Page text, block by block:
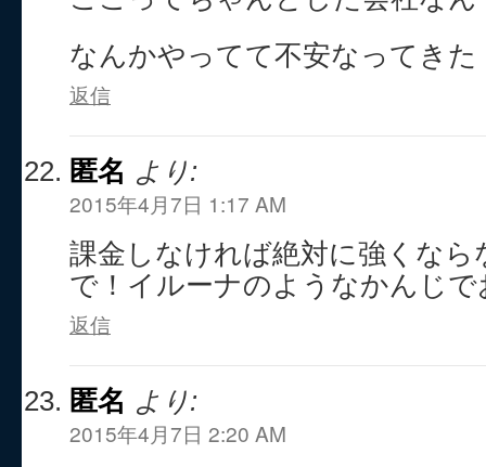
なんかやってて不安なってきた
返信
匿名 より:
2015年4月7日 1:17 AM
課金しなければ絶対に強くな
で！イルーナのようなかんじ
返信
匿名 より:
2015年4月7日 2:20 AM